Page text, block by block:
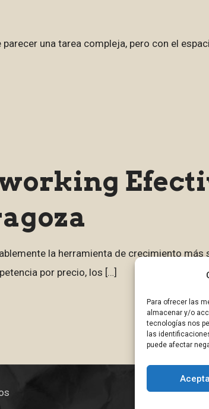
Para ofrecer las
almacenar y/o
tecnologías nos
las
puede afectar
una tarea compleja, pero con el
la herramienta de crecimiento
por precio, los […]